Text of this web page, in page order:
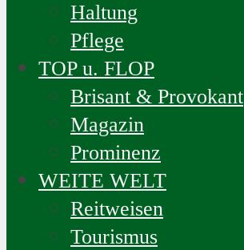
Haltung
Pflege
TOP u. FLOP
Brisant & Provokant
Magazin
Prominenz
WEITE WELT
Reitweisen
Tourismus